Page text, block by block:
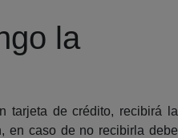
la
tarjeta de crédito, recibirá la
en caso de no recibirla debe